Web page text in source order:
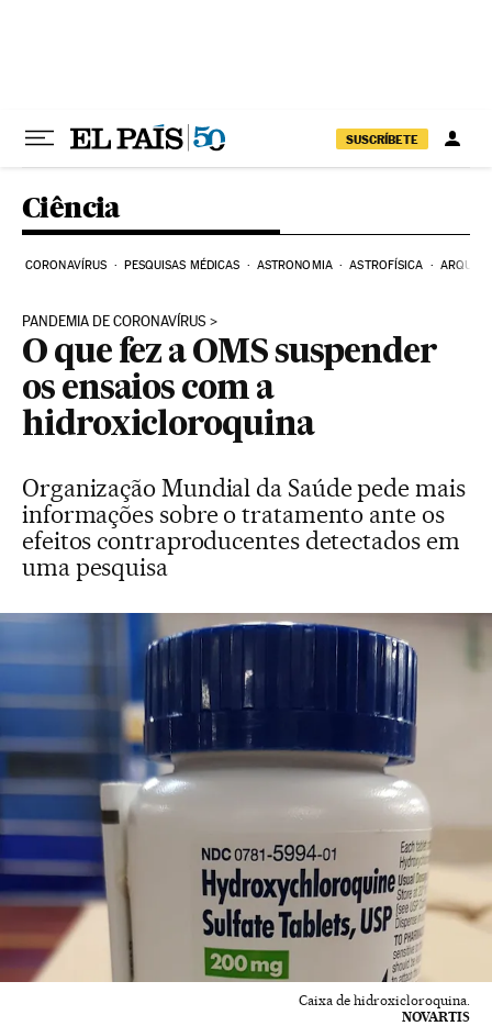
SUSCRÍBETE
Ciência
CORONAVÍRUS PESQUISAS MÉDICAS ASTRONOMIA ASTROFÍSICA
PANDEMIA DE CORONAVÍRUS
O que fez a OMS suspender
os ensaios com a
hidroxicloroquina
Organização Mundial da Saúde pede mais
informações sobre o tratamento ante os
efeitos contraproducentes detectados em
uma pesquisa
Caixa de hidroxicloroquina.
NOVARTIS